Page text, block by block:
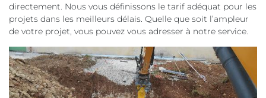
directement. Nous vous définissons le tarif adéquat pour les
projets dans les meilleurs délais. Quelle que soit l’ampleur
de votre projet, vous pouvez vous adresser à notre service.